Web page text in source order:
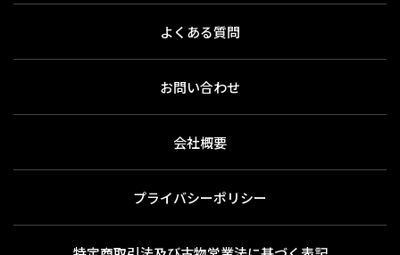
よくある質問
お問い合わせ
会社概要
プライバシーポリシー